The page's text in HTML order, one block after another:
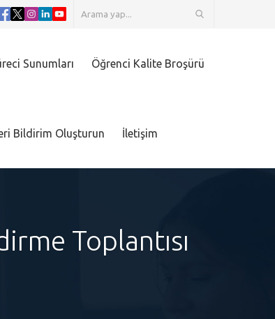
Sunumları Öğrenci Kalite Broşürü
Bildirim Oluşturun İletişim
Toplantısı